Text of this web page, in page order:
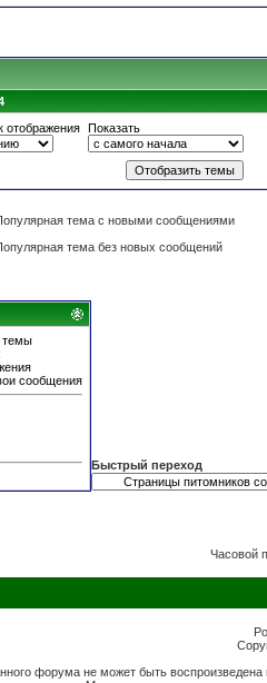
отображения Показать
тема с новыми сообщениями
тема без новых сообщений
темы
сообщения
Быстрый переход
Часовой
форума не может быть